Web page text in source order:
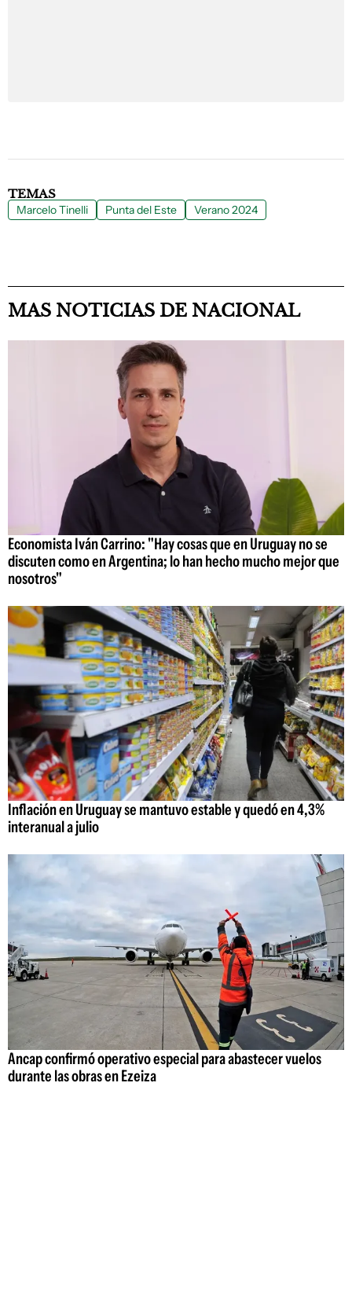
TEMAS
Marcelo Tinelli Punta del Este Verano 2024
MAS NOTICIAS DE NACIONAL
Economista Iván Carrino: "Hay cosas que en Uruguay no se
discuten como en Argentina; lo han hecho mucho mejor que
nosotros"
Inflación en Uruguay se mantuvo estable y quedó en 4,3%
interanual a julio
Ancap confirmó operativo especial para abastecer vuelos
durante las obras en Ezeiza